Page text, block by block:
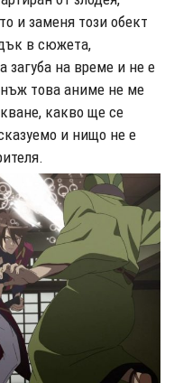
и заменя този обект
в сюжета,
загуба на време и не е
това аниме не ме
какво ще се
и нищо не е